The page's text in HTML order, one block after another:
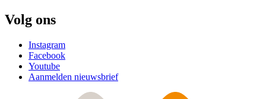
Volg ons
Instagram
Facebook
Youtube
Aanmelden nieuwsbrief